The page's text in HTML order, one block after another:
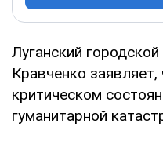
Луганский
Кравченко
критическом
гуманитарной